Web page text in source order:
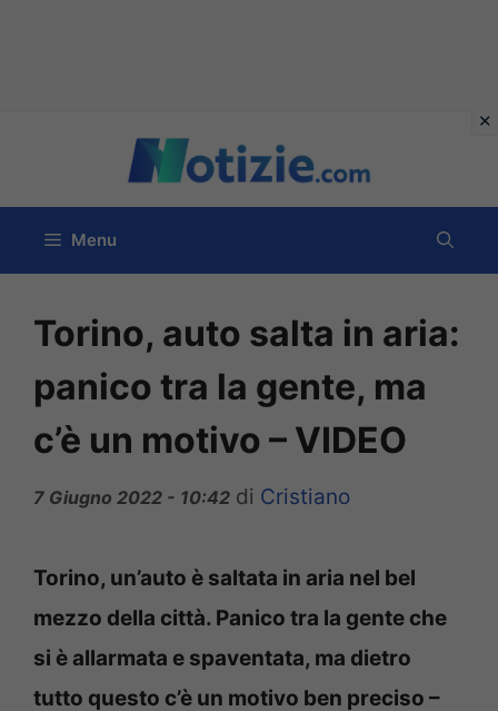
contenuto
Menu
Torino, auto salta in aria:
panico tra la gente, ma
c’è un motivo – VIDEO
7 Giugno 2022 - 10:42 di Cristiano
Torino, un’auto è saltata in aria nel bel
mezzo della città. Panico tra la gente che
si è allarmata e spaventata, ma dietro
tutto questo c’è un motivo ben preciso –